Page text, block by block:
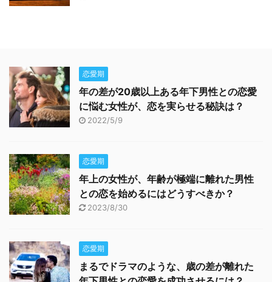
恋愛期
年の差が20歳以上ある年下男性との恋愛
に悩む女性が、恋を実らせる秘訣は？
2022/5/9
恋愛期
年上の女性が、年齢が極端に離れた男性
との恋を始めるにはどうすべきか？
2023/8/30
恋愛期
まるでドラマのような、歳の差が離れた